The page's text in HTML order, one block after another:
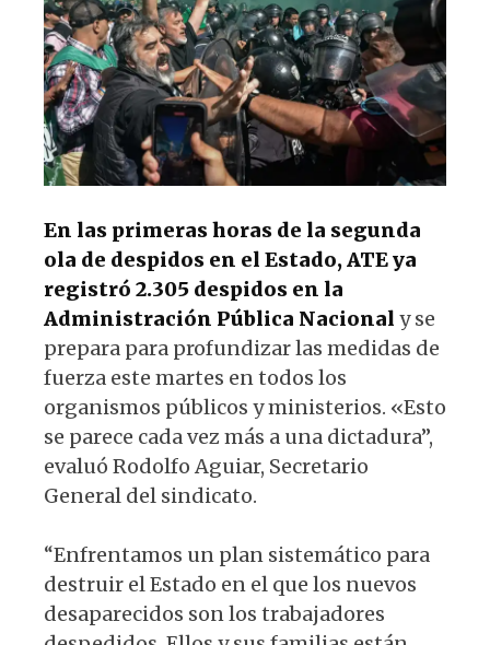
p
o
k
En las primeras horas de la segunda
ola de despidos en el Estado, ATE ya
registró 2.305 despidos en la
Administración Pública Nacional y se
prepara para profundizar las medidas de
fuerza este martes en todos los
organismos públicos y ministerios. «Esto
se parece cada vez más a una dictadura”,
evaluó Rodolfo Aguiar, Secretario
General del sindicato.
“Enfrentamos un plan sistemático para
destruir el Estado en el que los nuevos
desaparecidos son los trabajadores